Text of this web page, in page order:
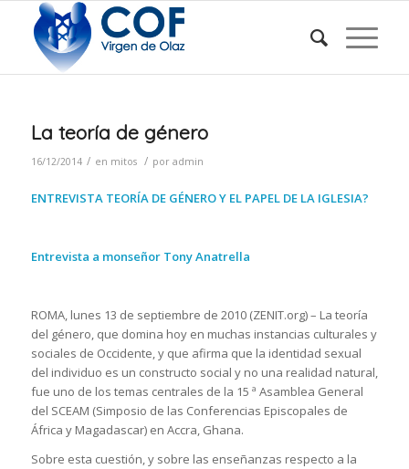
La teoría de género
16/12/2014 / en mitos / por admin
ENTREVISTA TEORÍA DE GÉNERO Y EL PAPEL DE LA IGLESIA?
Entrevista a monseñor Tony Anatrella
ROMA, lunes 13 de septiembre de 2010 (ZENIT.org) – La teoría
del género, que domina hoy en muchas instancias culturales y
sociales de Occidente, y que afirma que la identidad sexual
del individuo es un constructo social y no una realidad natural,
fue uno de los temas centrales de la 15 ª Asamblea General
del SCEAM (Simposio de las Conferencias Episcopales de
África y Magadascar) en Accra, Ghana.
Sobre esta cuestión, y sobre las enseñanzas respecto a la